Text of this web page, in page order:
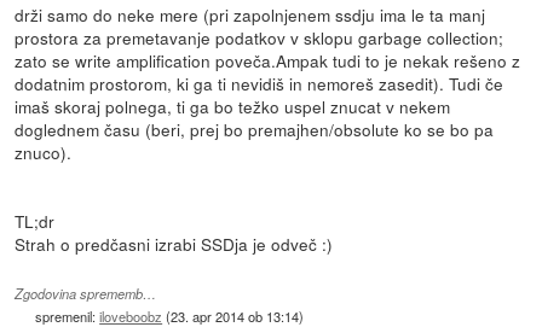
drži samo do neke mere (pri zapolnjenem ssdju ima le ta manj
prostora za premetavanje podatkov v sklopu garbage collection;
zato se write amplification poveča.Ampak tudi to je nekak rešeno z
dodatnim prostorom, ki ga ti nevidiš in nemoreš zasedit). Tudi če
imaš skoraj polnega, ti ga bo težko uspel znucat v nekem
doglednem času (beri, prej bo premajhen/obsolute ko se bo pa
znuco).
TL;dr
Strah o predčasni izrabi SSDja je odveč :)
Zgodovina sprememb…
spremenil:iloveboobz (23. apr 2014 ob 13:14)